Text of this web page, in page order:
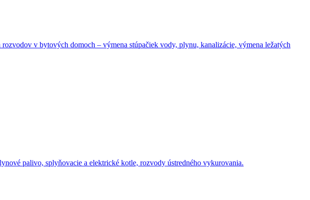
v bytových domoch – výmena stúpačiek vody, plynu, kanalizácie, výmena ležatých
palivo, splyňovacie a elektrické kotle, rozvody ústredného vykurovania.